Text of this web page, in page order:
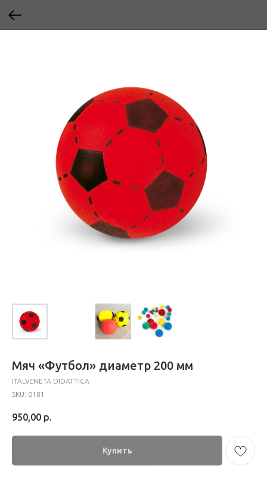
Мяч «Футбол» диаметр 200 мм
ITALVENETA DIDATTICA
SKU: 0181
950,00 р.
Купить